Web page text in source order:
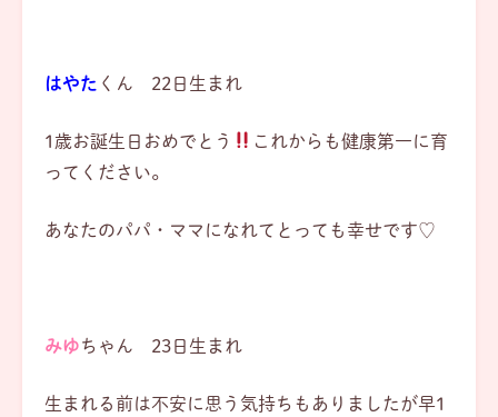
はやた くん 22日生まれ
1歳お誕生日おめでとう
これからも健康第一に育
ってください。
あなたのパパ・ママになれてとっても幸せです♡
みゆちゃん 23日生まれ
生まれる前は不安に思う気持ちもありましたが早1